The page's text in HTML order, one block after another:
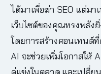
ได้มาเพื่อฆ่า SEO แต่ม
เว็บไซต์ของคุณทรงพลัง
โดยการสร้างคอนเทนต์
AI จะช่วยเพิ่มโอกาสให้
คู่แข่งในตลาด และเปลี่